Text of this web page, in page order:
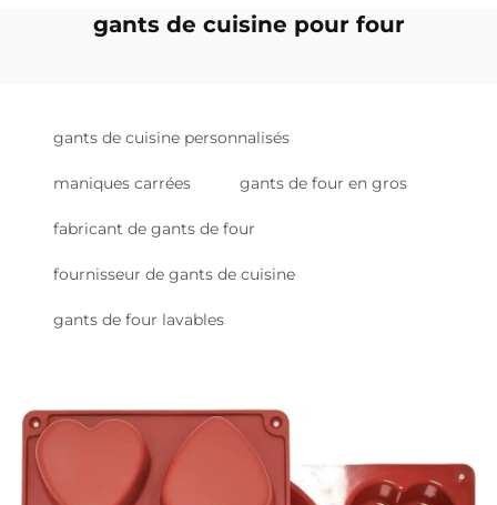
gants de cuisine pour four
gants de cuisine personnalisés
maniques carrées gants de four en gros
fabricant de gants de four
fournisseur de gants de cuisine
gants de four lavables